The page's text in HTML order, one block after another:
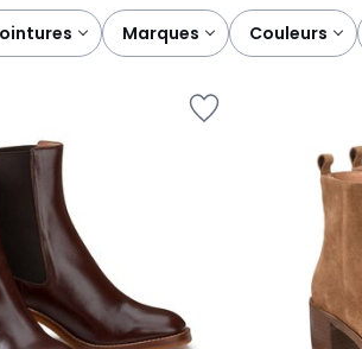
pointures marques couleurs